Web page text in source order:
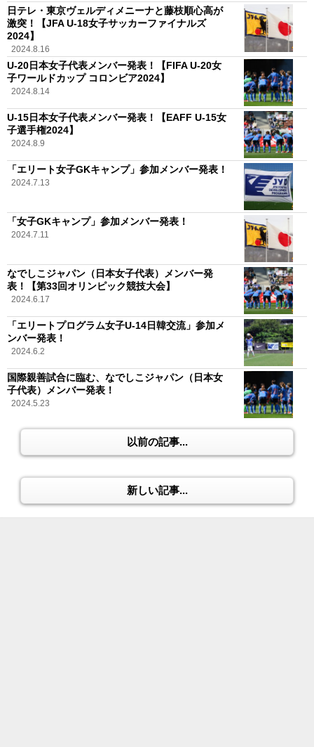
日テレ・東京ヴェルディメニーナと藤枝順心高が
激突！【JFA U-18女子サッカーファイナルズ
2024】
2024.8.16
U-20日本女子代表メンバー発表！【FIFA U-20女
子ワールドカップ コロンビア2024】
2024.8.14
U-15日本女子代表メンバー発表！【EAFF U-15女
子選手権2024】
2024.8.9
「エリート女子GKキャンプ」参加メンバー発表！
2024.7.13
「女子GKキャンプ」参加メンバー発表！
2024.7.11
なでしこジャパン（日本女子代表）メンバー発
表！【第33回オリンピック競技大会】
2024.6.17
「エリートプログラム女子U-14日韓交流」参加メ
ンバー発表！
2024.6.2
国際親善試合に臨む、なでしこジャパン（日本女
子代表）メンバー発表！
2024.5.23
以前の記事...
新しい記事...